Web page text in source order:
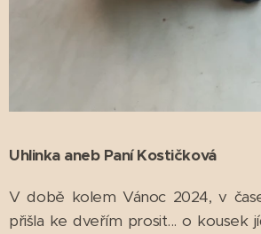
Uhlinka aneb Paní Kostičková
V době kolem Vánoc 2024, v
přišla ke dveřím prosit... o kousek